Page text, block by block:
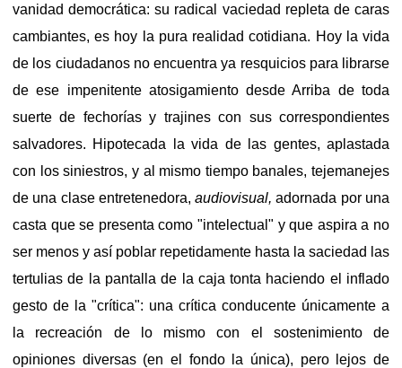
vanidad democrática: su radical vaciedad repleta de caras
cambiantes, es hoy la pura realidad cotidiana. Hoy la vida
de los ciudadanos no encuentra ya resquicios para librarse
de ese impenitente atosigamiento desde Arriba de toda
suerte de fechorías y trajines con sus correspondientes
salvadores. Hipotecada la vida de las gentes, aplastada
con los siniestros, y al mismo tiempo banales, tejemanejes
de una clase entretenedora,audiovisual,adornada por una
casta que se presenta como "intelectual" y que aspira a no
ser menos y así poblar repetidamente hasta la saciedad las
tertulias de la pantalla de la caja tonta haciendo el inflado
gesto de la "crítica": una crítica conducente únicamente a
la recreación de lo mismo con el sostenimiento de
opiniones diversas (en el fondo la única), pero lejos de